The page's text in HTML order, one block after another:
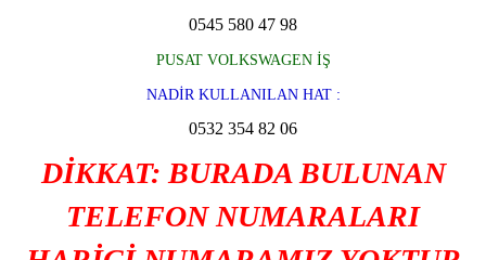
0545 580 47 98
PUSAT VOLKSWAGEN İŞ
NADİR KULLANILAN HAT :
0532 354 82 06
DİKKAT: BURADA BULUNAN
TELEFON NUMARALARI